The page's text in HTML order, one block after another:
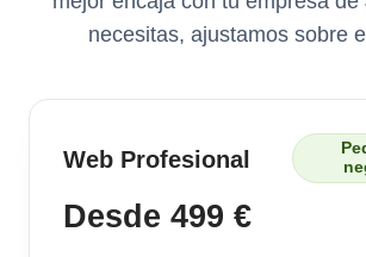
necesitas, ajustamos sobre
Web Profesional
Desde 499 €